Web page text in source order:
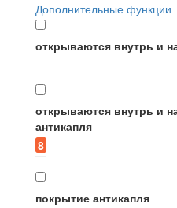
Дополнительные функции
открываются внутрь и
открываются внутрь и
антикапля
8
покрытие антикапля